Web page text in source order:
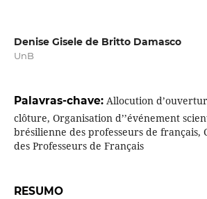
Denise Gisele de Britto Damasco
UnB
Palavras-chave: Allocution
clôture, Organisation d’’événement
brésilienne des professeurs de français,
des Professeurs de Français
RESUMO